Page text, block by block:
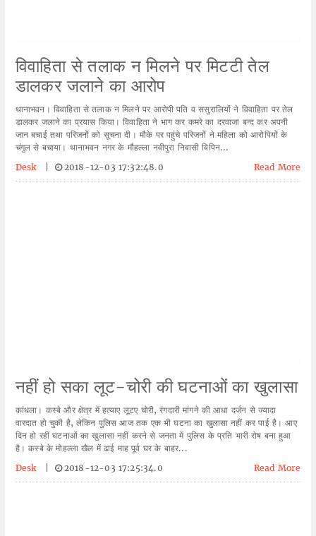
विवाहिता से तलाक न मिलने पर मिटटी तेल
डालकर जलाने का आरोप
थानाभवन। विवाहिता से तलाक न मिलने पर आरोपी पति व ससुरालियों ने विवाहिता पर तेल
डालकर जलाने का प्रयास किया। विवाहिता ने भाग कर कमरे का दरवाजा बन्द कर अपनी
जान बचाई तथा परिजनों को सूचना दी। मौके पर पहुंचे परिजनों ने महिला को आरोपियों के
चंगुल से बचाया। थानाभवन नगर के मौहल्ला नवीपुरा निवासी विपिन...
Desk
2018-12-03 17:32:48.0 Read More
नहीं हो सका लूट-चोरी की घटनाओं का खुलासा
कांधला। कस्बे और क्षेत्र में हत्याए लूटए चोरी, रंगदारी मांगने की आधा दर्जन से ज्यादा
वारदात हो चुकी है, लेकिन पुलिस आज तक एक भी घटना का खुलासा नहीं कर पाई है। आए
दिन हो रहीं घटनाओं का खुलासा नहीं करने से जनता में पुलिस के प्रति भारी रोष बना हुआ
है। कस्बे के मोहल्ला खैल में ढाई माह पूर्व घर के बाहर...
Desk
2018-12-03 17:25:34.0 Read More